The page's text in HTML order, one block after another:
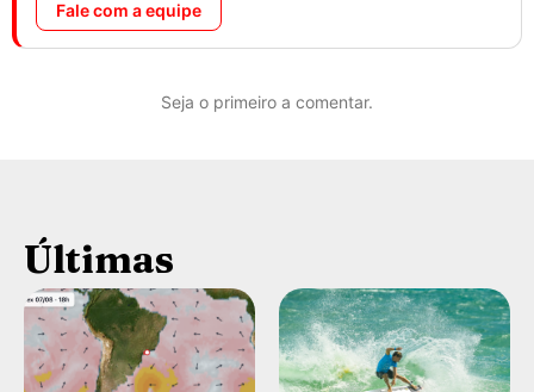
Fale com a equipe
Seja o primeiro a comentar.
Últimas